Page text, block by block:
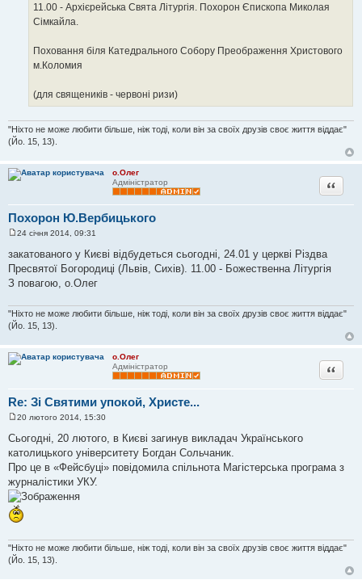
11.00 - Архієрейська Свята Літургія. Похорон Єпископа Миколая
Сімкайла.
Поховання біля Катедрального Собору Преображення Христового
м.Коломия
(для священиків - червоні ризи)
"Ніхто не може любити більше, ніж тоді, коли він за своїх друзів своє життя віддає"
(Йо. 15, 13).
о.Олег
Адміністратор
Похорон Ю.Вербицького
Цитата
в
і
о
л
е
н
я
24 січня 2014, 09:31
закатованого у Києві відбудеться сьогодні, 24.01 у церкві Різдва
Пресвятої Богородиці (Львів, Сихів). 11.00 - Божественна Літургія
З повагою, о.Олег
"Ніхто не може любити більше, ніж тоді, коли він за своїх друзів своє життя віддає"
(Йо. 15, 13).
о.Олег
Адміністратор
Re: Зі Святими упокой, Христе...
Цитата
в
і
д
о
м
л
е
н
н
20 лютого 2014, 15:30
Сьогодні, 20 лютого, в Києві загинув викладач Українського
католицького університету Богдан Сольчаник.
Про це в «Фейсбуці» повідомила спільнота Магістерська програма з
журналістики УКУ.
"Ніхто не може любити більше, ніж тоді, коли він за своїх друзів своє життя віддає"
(Йо. 15, 13).